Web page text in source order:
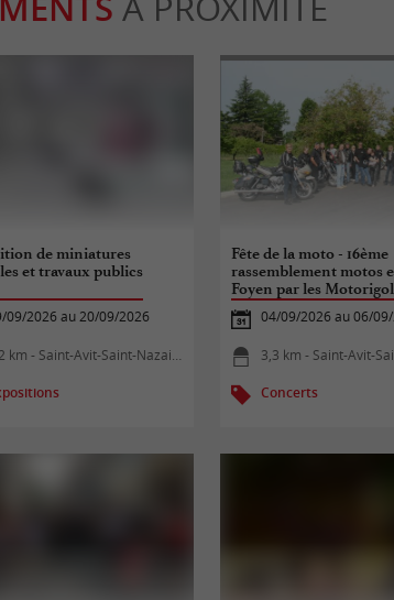
de miniatures
et travaux publics
09/2026 au 20/09/2026
km - Saint-Avit-Saint-Nazaire
Fête de la moto - 16ème
rassemblement motos
Foyen par les
04/09/2026 au 06/
3,3 km - Saint-Avit-
Concerts